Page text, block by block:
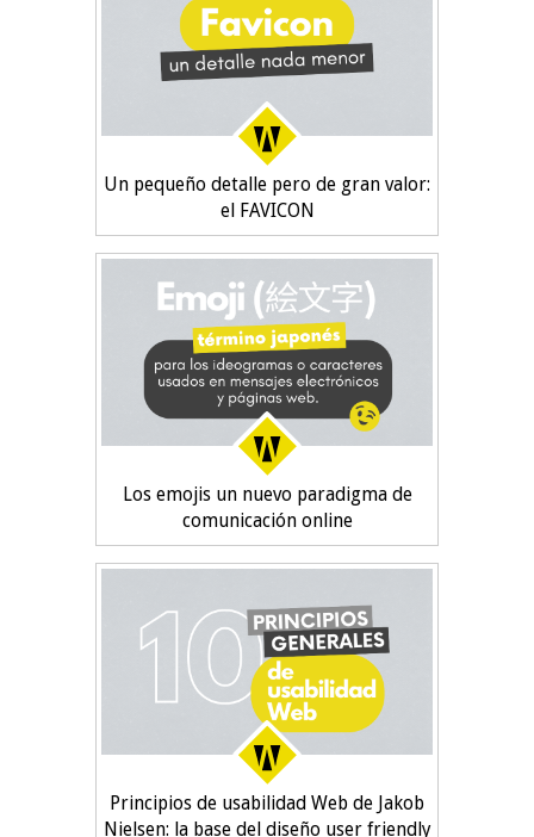
Un pequeño detalle pero de gran valor:
el FAVICON
Los emojis un nuevo paradigma de
comunicación online
Principios de usabilidad Web de Jakob
Nielsen: la base del diseño user friendly